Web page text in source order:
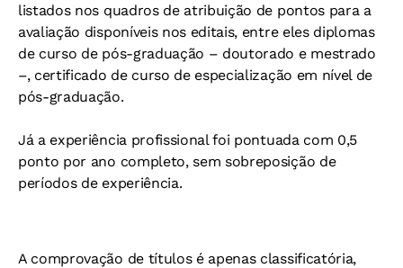
listados nos quadros de atribuição de pontos para a
avaliação disponíveis nos editais, entre eles diplomas
de curso de pós-graduação – doutorado e mestrado
–, certificado de curso de especialização em nível de
pós-graduação.
Já a experiência profissional foi pontuada com 0,5
ponto por ano completo, sem sobreposição de
períodos de experiência.
A comprovação de títulos é apenas classificatória,